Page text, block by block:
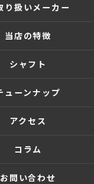
り扱いメーカー
当店の特徴
シャフト
ューンナップ
アクセス
コラム
お問い合わせ